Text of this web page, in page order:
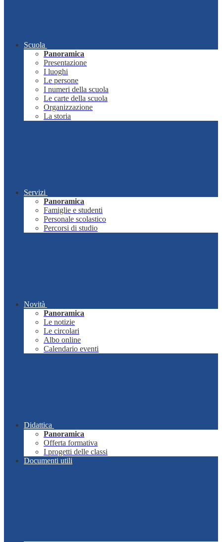
Scuola
Panoramica
Presentazione
I luoghi
Le persone
I numeri della scuola
Le carte della scuola
Organizzazione
La storia
Servizi
Panoramica
Famiglie e studenti
Personale scolastico
Percorsi di studio
Novità
Panoramica
Le notizie
Le circolari
Albo online
Calendario eventi
Didattica
Panoramica
Offerta formativa
I progetti delle classi
Documenti utili